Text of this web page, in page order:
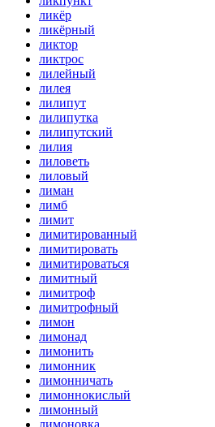
ликёр
ликёрный
ликтор
ликтрос
лилейный
лилея
лилипут
лилипутка
лилипутский
лилия
лиловеть
лиловый
лиман
лимб
лимит
лимитированный
лимитировать
лимитироваться
лимитный
лимитроф
лимитрофный
лимон
лимонад
лимонить
лимонник
лимонничать
лимоннокислый
лимонный
лимоновка